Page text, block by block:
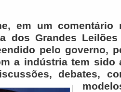
em um comentário
dos Grandes
pelo governo,
a indústria tem sido
debates,